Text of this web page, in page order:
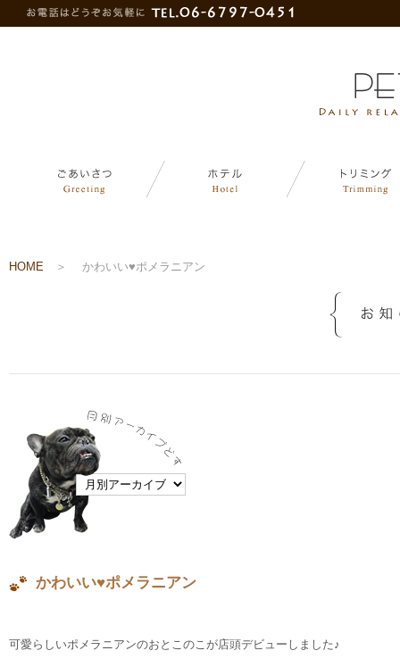
HOME ＞ かわいい♥ポメラニアン
かわいい♥ポメラニアン
可愛らしいポメラニアンのおとこのこが店頭デビューしました♪